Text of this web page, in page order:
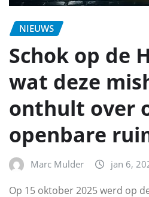
NIEUWS
Schok op de
wat deze
onthult over
openbare
Marc Mulder jan 6,
Op 15 oktober 2025 werd op